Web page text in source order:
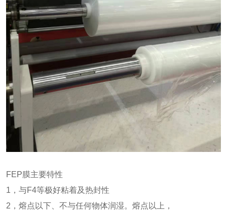
FEP膜主要特性
1，与F4等极好粘着及热封性
2，熔点以下、不与任何物体润湿。熔点以上，